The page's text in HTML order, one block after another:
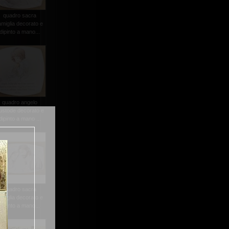
quadro sacra
decorato e
dipinto a mano...
quadro angelo
quadro sacra
famiglia decorato e
dipinto a mano...